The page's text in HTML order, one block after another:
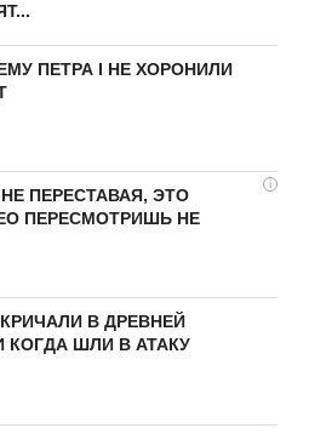
ПЕТРА I НЕ ХОРОНИЛИ
i
ПЕРЕСТАВАЯ, ЭТО
ПЕРЕСМОТРИШЬ НЕ
В ДРЕВНЕЙ
КОГДА ШЛИ В АТАКУ